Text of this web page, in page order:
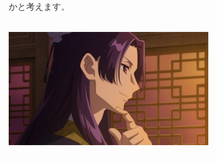
かと考えます。